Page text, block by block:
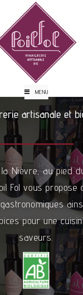
MENU
artisanale et
Nièvre, au pied
Fol vous propose
pour une
saveurs.